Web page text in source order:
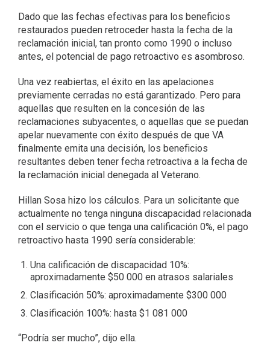
Dado que las fechas efectivas para los beneficios
restaurados pueden retroceder hasta la fecha de la
reclamación inicial, tan pronto como 1990 o incluso
antes, el potencial de pago retroactivo es asombroso.
Una vez reabiertas, el éxito en las apelaciones
previamente cerradas no está garantizado. Pero para
aquellas que resulten en la concesión de las
reclamaciones subyacentes, o aquellas que se puedan
apelar nuevamente con éxito después de que VA
finalmente emita una decisión, los beneficios
resultantes deben tener fecha retroactiva a la fecha de
la reclamación inicial denegada al Veterano.
Hillan Sosa hizo los cálculos. Para un solicitante que
actualmente no tenga ninguna discapacidad relacionada
con el servicio o que tenga una calificación 0%, el pago
retroactivo hasta 1990 sería considerable:
Una calificación de discapacidad 10%:
aproximadamente $50 000 en atrasos salariales
Clasificación 50%: aproximadamente $300 000
Clasificación 100%: hasta $1 081 000
“Podría ser mucho”, dijo ella.